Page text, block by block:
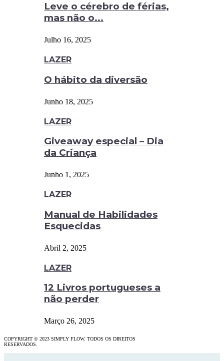
Leve o cérebro de férias,
mas não o...
Julho 16, 2025
LAZER
O hábito da diversão
Junho 18, 2025
LAZER
Giveaway especial – Dia
da Criança
Junho 1, 2025
LAZER
Manual de Habilidades
Esquecidas
Abril 2, 2025
LAZER
12 Livros portugueses a
não perder
Março 26, 2025
COPYRIGHT © 2023 SIMPLY FLOW. TODOS OS DIREITOS
RESERVADOS.